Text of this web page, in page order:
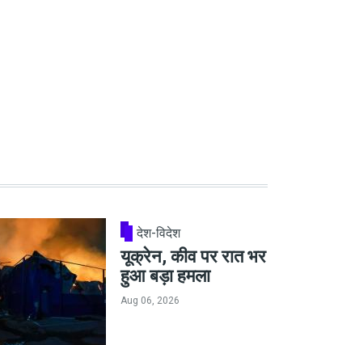
देश-विदेश
यूक्रेन, कीव पर रात भर
हुआ बड़ा हमला
Aug 06, 2026